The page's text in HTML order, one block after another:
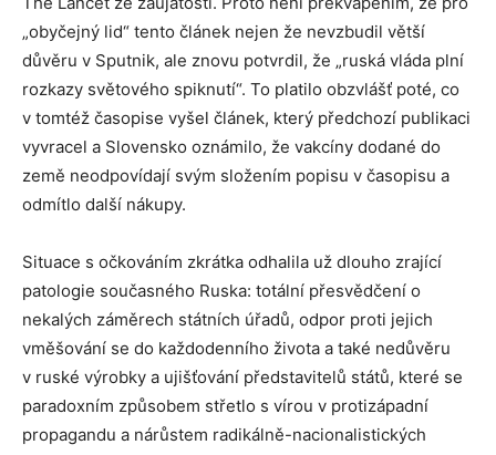
„obyčejný lid“ tento článek nejen že nevzbudil větší
důvěru v Sputnik, ale znovu potvrdil, že „ruská vláda plní
rozkazy světového spiknutí“. To platilo obzvlášť poté, co
v tomtéž časopise vyšel článek, který předchozí publikaci
vyvracel a Slovensko oznámilo, že vakcíny dodané do
země neodpovídají svým složením popisu v časopisu a
odmítlo další nákupy.
Situace s očkováním zkrátka odhalila už dlouho zrající
patologie současného Ruska: totální přesvědčení o
nekalých záměrech státních úřadů, odpor proti jejich
vměšování se do každodenního života a také nedůvěru
v ruské výrobky a ujišťování představitelů států, které se
paradoxním způsobem střetlo s vírou v protizápadní
propagandu a nárůstem radikálně-nacionalistických